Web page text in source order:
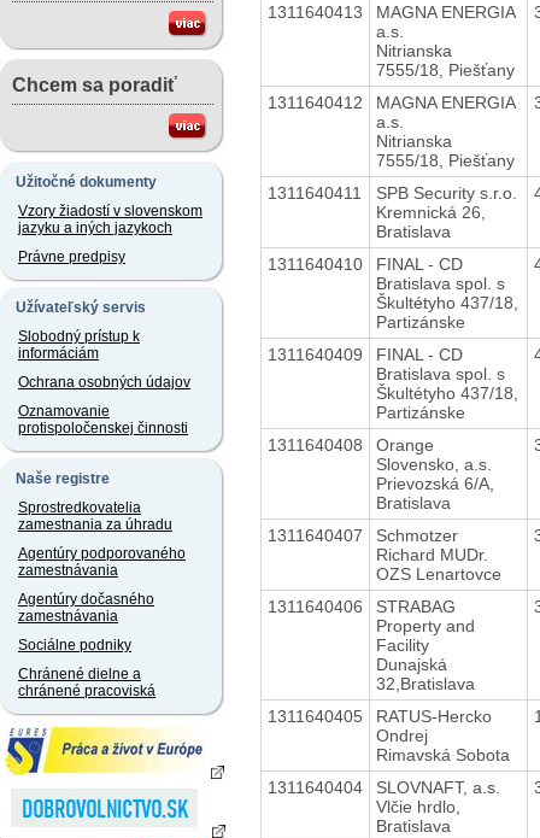
Chcem sa poradiť
Užitočné dokumenty
Vzory žiadostí v slovenskom
jazyku a iných jazykoch
Právne predpisy
Užívateľský servis
Slobodný prístup k
informáciám
Ochrana osobných údajov
Oznamovanie
protispoločenskej činnosti
Naše registre
Sprostredkovatelia
zamestnania za úhradu
Agentúry podporovaného
zamestnávania
Agentúry dočasného
zamestnávania
Sociálne podniky
Chránené dielne a
chránené pracoviská
1311640413
MAGNA ENERGIA
a.s.
Nitrianska
7555/18, Piešťany
1311640412
MAGNA ENERGIA
a.s.
Nitrianska
7555/18, Piešťany
1311640411
SPB Security s.r.o.
Kremnická 26,
Bratislava
1311640410
FINAL - CD
Bratislava spol. s
Škultétyho 437/18,
Partizánske
1311640409
FINAL - CD
Bratislava spol. s
Škultétyho 437/18,
Partizánske
1311640408
Orange
Slovensko, a.s.
Prievozská 6/A,
Bratislava
1311640407
Schmotzer
Richard MUDr.
OZS Lenartovce
1311640406
STRABAG
Property and
Facility
Dunajská
32,Bratislava
1311640405
RATUS-Hercko
Ondrej
Rimavská Sobota
1311640404
SLOVNAFT, a.s.
Vlčie hrdlo,
Bratislava